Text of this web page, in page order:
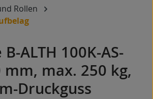
Rollen
ALTH 100K-AS-
mm, max. 250 kg,
Druckguss